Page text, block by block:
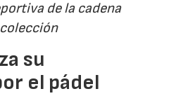
de la cadena
su
el pádel